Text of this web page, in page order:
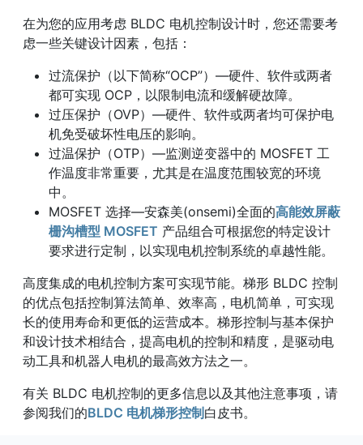
在为您的应用考虑 BLDC 电机控制设计时，您还需要考
虑一些关键设计因素，包括：
过流保护（以下简称“OCP”）—硬件、软件或两者
都可实现 OCP，以限制电流和缓解硬故障。
过压保护（OVP）—硬件、软件或两者均可保护电
机免受破坏性电压的影响。
过温保护（OTP）—监测逆变器中的 MOSFET 工
作温度非常重要，尤其是在温度范围较宽的环境
中。
MOSFET 选择—安森美(onsemi)全面的高能效屏蔽
栅沟槽型 MOSFET 产品组合可根据您的特定设计
要求进行定制，以实现电机控制系统的卓越性能。
高度集成的电机控制方案可实现节能。梯形 BLDC 控制
的优点包括控制算法简单、效率高，电机简单，可实现
长的使用寿命和更低的运营成本。梯形控制与基本保护
和设计技术相结合，提高电机的控制和精度，是驱动电
动工具和机器人电机的最高效方法之一。
有关 BLDC 电机控制的更多信息以及其他注意事项，请
参阅我们的BLDC 电机梯形控制 白皮书。